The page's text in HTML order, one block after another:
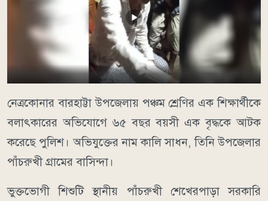
নেত্রকোনার বারহাট্টা উপজেলায় পঞ্চম শ্রেণির এক শিক্ষার্থীকে
বলাৎকারের অভিযোগে ৬৫ বছর বয়সী এক বৃদ্ধকে আটক
করেছে পুলিশ। অভিযুক্তের নাম কালি সাধন, তিনি উপজেলার
পাঁচরুখী গ্রামের বাসিন্দা।
ভুক্তভোগী শিশুটি স্থানীয় পাঁচরুখী শেখেরপাড়া সরকারি